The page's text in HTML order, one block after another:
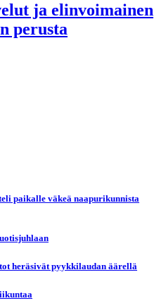
ja elinvoimainen
perusta
paikalle väkeä naapurikunnista
heräsivät pyykkilaudan äärellä